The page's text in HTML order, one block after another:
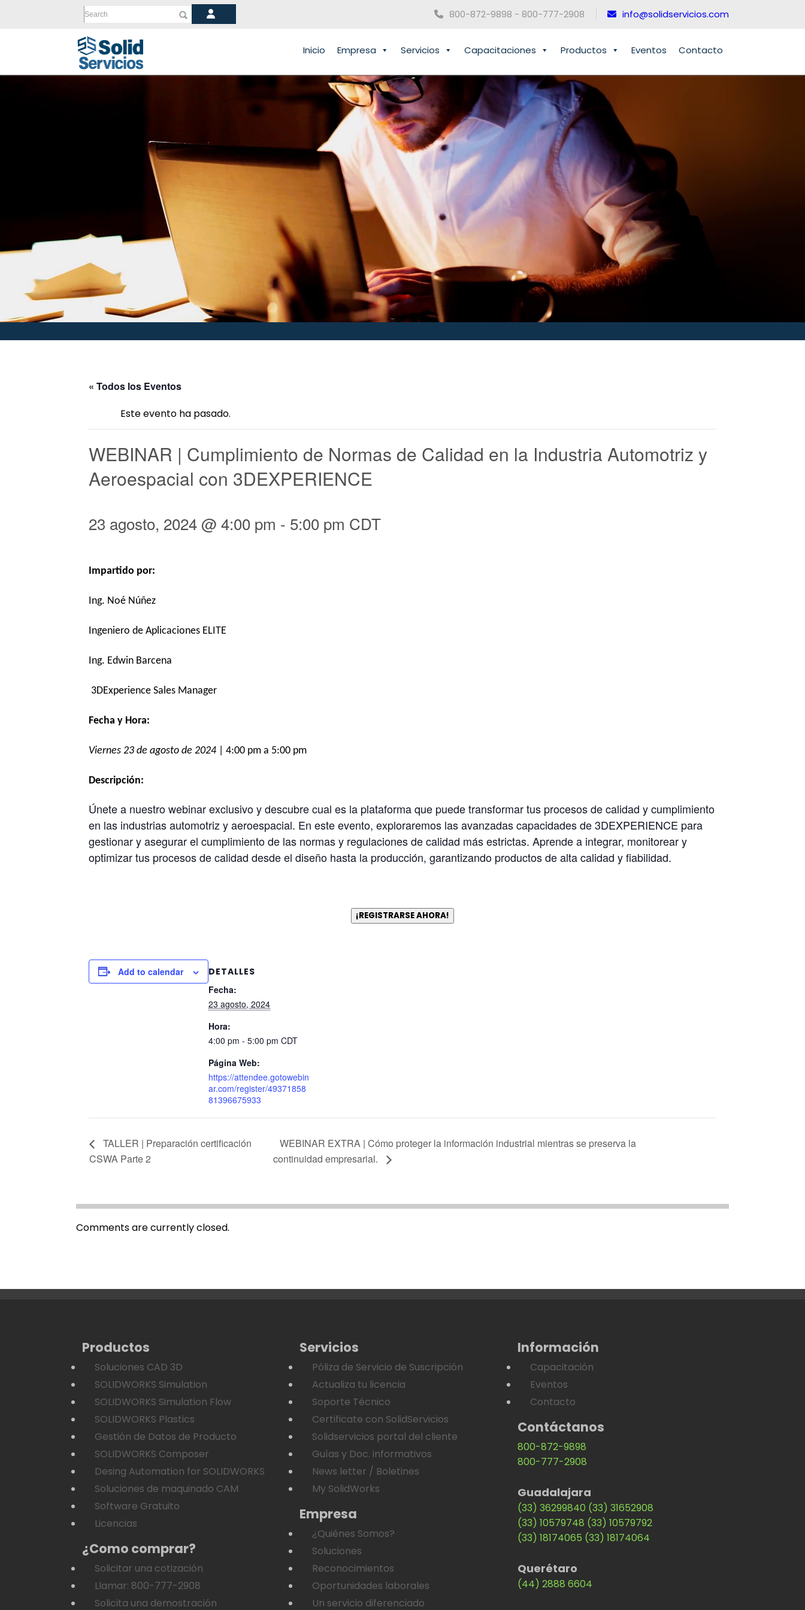
800-872-9898 - 800-777-2908 info@solidservicios.com
Search
Inicio Empresa Servicios Capacitaciones Productos Eventos Contacto
« Todos los Eventos
Este evento ha pasado.
WEBINAR | Cumplimiento de Normas de Calidad en la Industria Automotriz y
Aeroespacial con 3DEXPERIENCE
23 agosto, 2024 @ 4:00 pm - 5:00 pm CDT
Impartido por:
Ing. Noé Núñez
Ingeniero de Aplicaciones ELITE
Ing. Edwin Barcena
3DExperience Sales Manager
Fecha y Hora:
Viernes 23 de agosto de 2024 | 4:00 pm a 5:00 pm
Descripción:
Únete a nuestro webinar exclusivo y descubre cual es la plataforma que puede transformar tus procesos de calidad y cumplimiento
en las industrias automotriz y aeroespacial. En este evento, exploraremos las avanzadas capacidades de 3DEXPERIENCE para
gestionar y asegurar el cumplimiento de las normas y regulaciones de calidad más estrictas. Aprende a integrar, monitorear y
optimizar tus procesos de calidad desde el diseño hasta la producción, garantizando productos de alta calidad y fiabilidad.
¡REGISTRARSE AHORA!
Add to calendar
DETALLES
Fecha:
23 agosto, 2024
Hora:
4:00 pm - 5:00 pm CDT
Página Web:
https://attendee.gotowebin
ar.com/register/49371858
81396675933
TALLER | Preparación certificación
CSWA Parte 2
WEBINAR EXTRA | Cómo proteger la información industrial mientras se preserva la
continuidad empresarial.
Comments are currently closed.
Productos
Soluciones CAD 3D
SOLIDWORKS Simulation
SOLIDWORKS Simulation Flow
SOLIDWORKS Plastics
Gestión de Datos de Producto
SOLIDWORKS Composer
Desing Automation for SOLIDWORKS
Soluciones de maquinado CAM
Software Gratuito
Licencias
¿Como comprar?
Solicitar una cotización
Llamar: 800-777-2908
Solicita una demostración
Servicios
Póliza de Servicio de Suscripción
Actualiza tu licencia
Soporte Técnico
Certificate con SolidServicios
Solidservicios portal del cliente
Guías y Doc. informativos
News letter / Boletines
My SolidWorks
Empresa
¿Quiénes Somos?
Soluciones
Reconocimientos
Oportunidades laborales
Un servicio diferenciado
Información
Capacitación
Eventos
Contacto
Contáctanos
800-872-9898
800-777-2908
Guadalajara
(33) 36299840 (33) 31652908
(33) 10579748 (33) 10579792
(33) 18174065 (33) 18174064
Querétaro
(44) 2888 6604